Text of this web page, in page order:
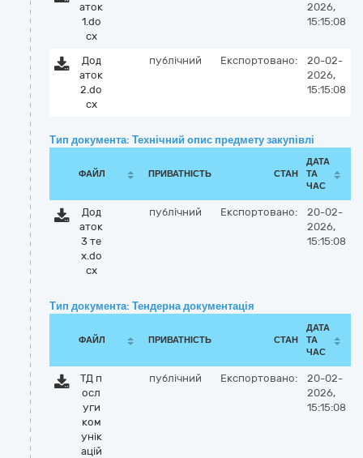
аток
1.do
cx
2026,
15:15:08
Дод
аток
2.do
cx
публічний Експортовано:
20-02-
2026,
15:15:08
Тип документа: Технічний опис предмету закупівлі
ФАЙЛ ПРИВАТНІСТЬ СТАН
ДАТА
ТА
ЧАС
Дод
аток
3 те
х.do
cx
публічний Експортовано:
20-02-
2026,
15:15:08
Тип документа: Тендерна документація
ФАЙЛ ПРИВАТНІСТЬ СТАН
ДАТА
ТА
ЧАС
ТД п
осл
уги
ком
унік
ацій
публічний Експортовано:
20-02-
2026,
15:15:08